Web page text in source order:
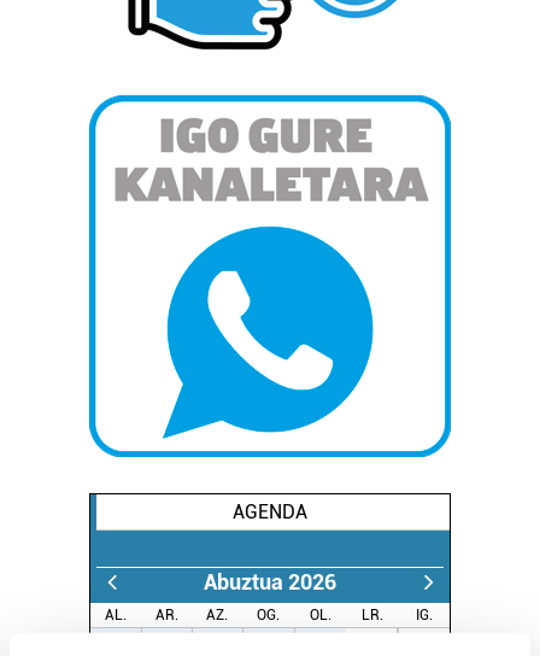
AGENDA
Abuztua 2026
AL. AR. AZ. OG. OL. LR.
IG.